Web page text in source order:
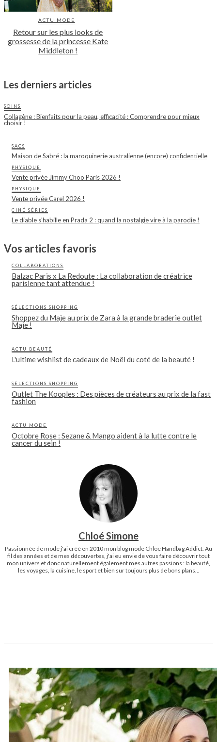
ACTU MODE
Retour sur les plus looks de
grossesse de la princesse Kate
Middleton !
Les derniers articles
SOINS
Collagène : Bienfaits pour la peau, efficacité : Comprendre pour mieux
choisir !
SACS
Maison de Sabré : la maroquinerie australienne (encore) confidentielle
PHYSIQUE
Vente privée Jimmy Choo Paris 2026 !
PHYSIQUE
Vente privée Carel 2026 !
CINÉ SÉRIES
Le diable s’habille en Prada 2 : quand la nostalgie vire à la parodie !
Vos articles favoris
COLLABORATIONS
Balzac Paris x La Redoute : La collaboration de créatrice
parisienne tant attendue !
SÉLECTIONS SHOPPING
Shoppez du Maje au prix de Zara à la grande braderie outlet
Maje !
ACTU BEAUTÉ
L'ultime wishlist de cadeaux de Noël du coté de la beauté !
SÉLECTIONS SHOPPING
Outlet The Kooples : Des pièces de créateurs au prix de la fast
fashion
ACTU MODE
Octobre Rose : Sezane & Mango aident à la lutte contre le
cancer du sein !
Chloé Simone
Passionnée de mode j'ai créé en 2010 mon blog mode Chloe Handbag Addict. Au
fil des années et de mes découvertes, j'ai eu envie de vous faire découvrir tout
mon univers et donc naturellement également mes autres passions : la beauté,
les voyages, la cuisine, le sport et bien sur toujours plus de bons plans...